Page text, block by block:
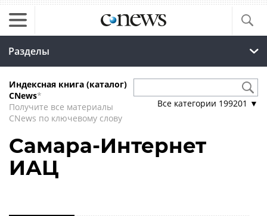
Разделы
Индексная книга (каталог)
CNews*
Получите все материалы
CNews по ключевому слову
Все категории 199201 ▼
Самара-Интернет
ИАЦ